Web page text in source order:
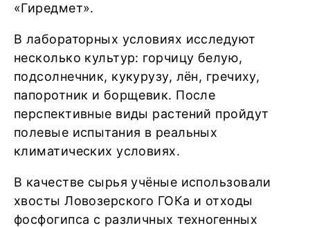
«Гиредмет».
В лабораторных условиях исследуют
несколько культур: горчицу белую,
подсолнечник, кукурузу, лён, гречиху,
папоротник и борщевик. После
перспективные виды растений пройдут
полевые испытания в реальных
климатических условиях.
В качестве сырья учёные использовали
хвосты Ловозерского ГОКа и отходы
фосфогипса с различных техногенных